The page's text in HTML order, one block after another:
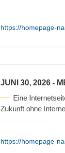
https://homepage-
JUNI 30, 2026 -
Eine
Zukunft ohne
https://homepage-